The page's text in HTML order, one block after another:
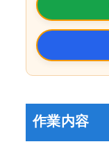
作業内容